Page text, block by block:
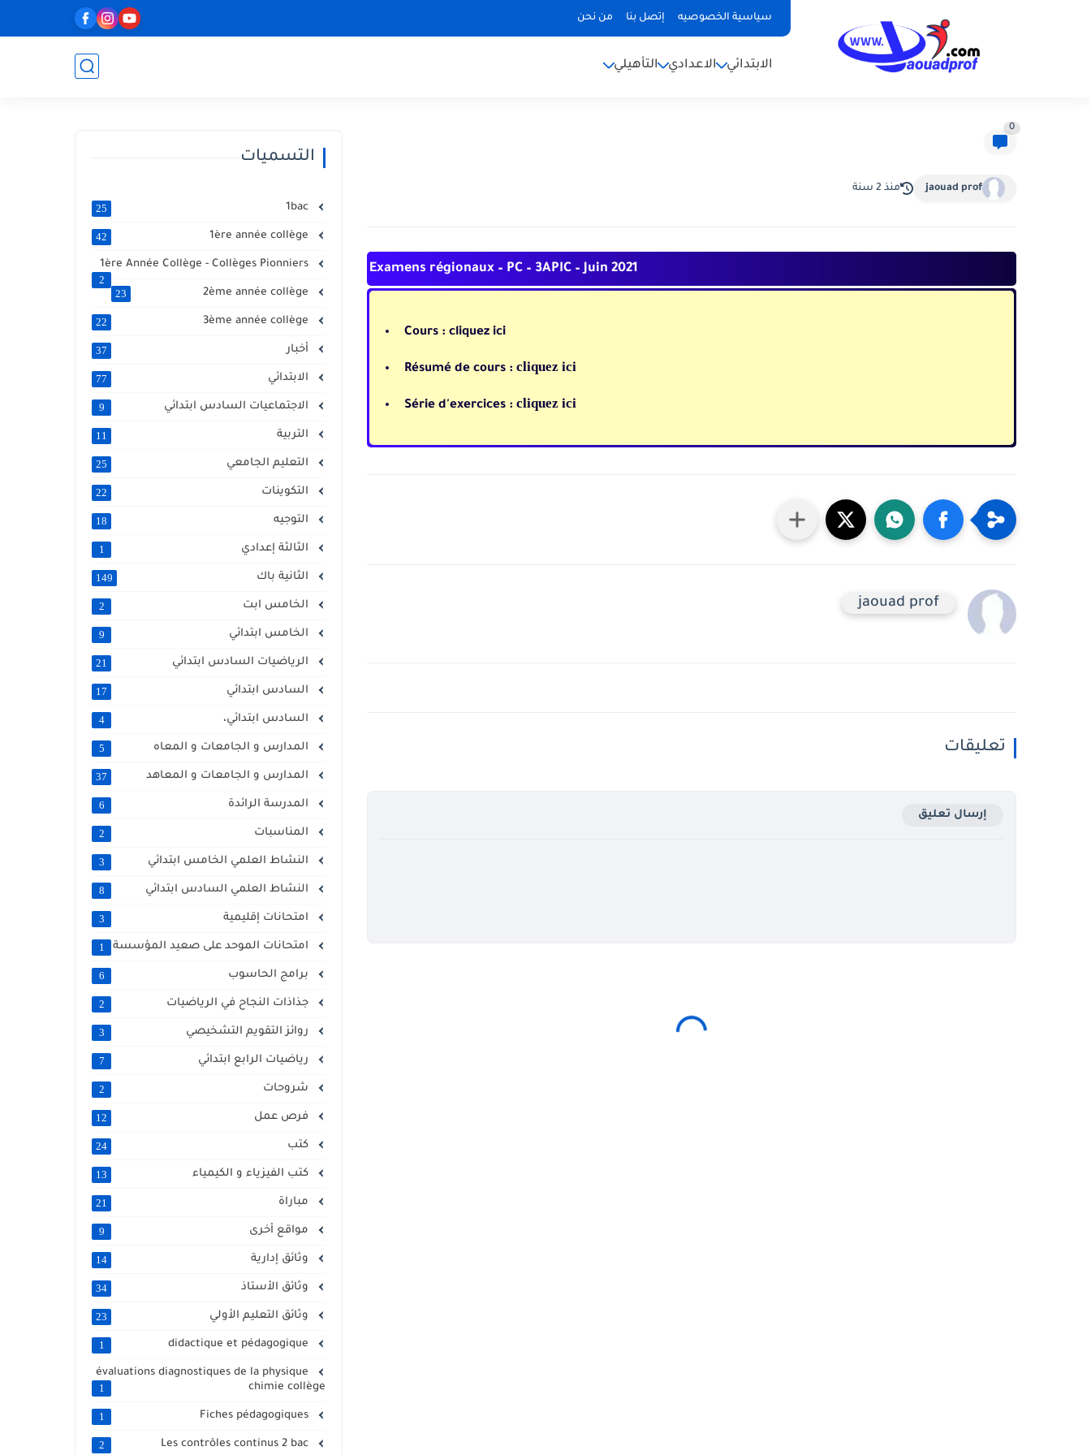
سياسية الخصوصيه إتصل بنا من نحن
الابتدائي الاعدادي التأهيلي
0
jaouad prof منذ 2 سنة
Examens régionaux – PC – 3APIC – Juin 2021
Cours : cliquez ici
Résumé de cours : cliquez ici
Série d'exercices : cliquez ici
jaouad prof
تعليقات
إرسال تعليق
التسميات
1bac
25
42
1ère Année Collège - Collèges Pionniers
2
23
22
أخبار 37
الابتدائي 77
الاجتماعيات السادس ابتدائي 9
التربية 11
التعليم الجامعي 25
التكوينات 22
التوجيه 18
الثالثة إعدادي 1
الثانية باك 149
الخامس ابت 2
الخامس ابتدائي 9
الرياضيات السادس ابتدائي 21
السادس ابتدائي 17
السادس ابتدائي، 4
المدارس و الجامعات و المعاه 5
المدارس و الجامعات و المعاهد 37
المدرسة الرائدة 6
المناسبات 2
النشاط العلمي الخامس ابتدائي 3
النشاط العلمي السادس ابتدائي 8
امتحانات إقليمية 3
امتحانات الموحد على صعيد المؤسسة 1
برامج الحاسوب 6
جذاذات النجاح في الرياضيات 2
روائز التقويم التشخيصي 3
رياضيات الرابع ابتدائي 7
شروحات 2
فرص عمل 12
كتب 24
كتب الفيزياء و الكيمياء 13
مباراة 21
مواقع أخرى 9
وثائق إدارية 14
وثائق الأستاذ 34
وثائق التعليم الأولي 23
1
évaluations diagnostiques de la physique
chimie collège
1
Fiches pédagogiques
1
Les contrôles continus 2 bac
2